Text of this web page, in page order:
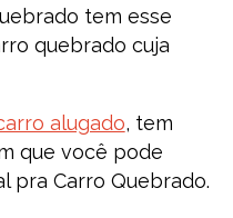
tem esse
quebrado cuja
alugado, tem
que você pode
pra Carro Quebrado.